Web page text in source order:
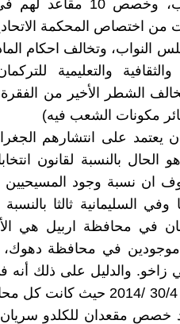
خصص 9 مقاعد لهم في مجلس النواب،
اختصاص المحكمة الاتحادية
والتعليمية
الشطر الأخير من
على انتشارهم
بالنسبة لقانون
ان نسبة وجود
السليمانية ثالثا
في محافظة اربيل هي
في محافظة دهوك،
والدليل على ذلك أنه
مجالس محافظات الإقليم التي جرت في 30/4 /
خصص مقعدان للكلدو